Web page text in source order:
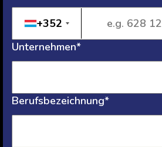
+352
Unternehmen*
Berufsbezeichnung*